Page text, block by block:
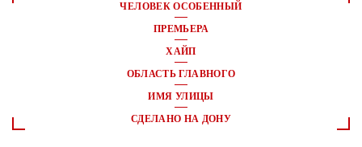
ЧЕЛОВЕК ОСОБЕННЫЙ
ПРЕМЬЕРА
ХАЙП
ОБЛАСТЬ ГЛАВНОГО
ИМЯ УЛИЦЫ
СДЕЛАНО НА ДОНУ